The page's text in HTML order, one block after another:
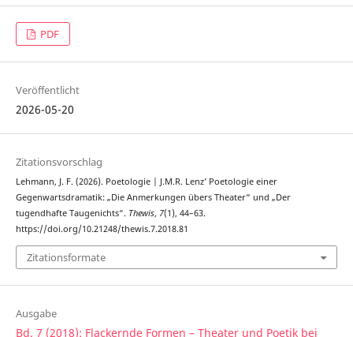
PDF
Veröffentlicht
2026-05-20
Zitationsvorschlag
Lehmann, J. F. (2026). Poetologie | J.M.R. Lenz’ Poetologie einer
Gegenwartsdramatik: „Die Anmerkungen übers Theater“ und „Der
tugendhafte Taugenichts“. Thewis, 7(1), 44–63.
https://doi.org/10.21248/thewis.7.2018.81
Zitationsformate
Ausgabe
Bd. 7 (2018): Flackernde Formen – Theater und Poetik bei